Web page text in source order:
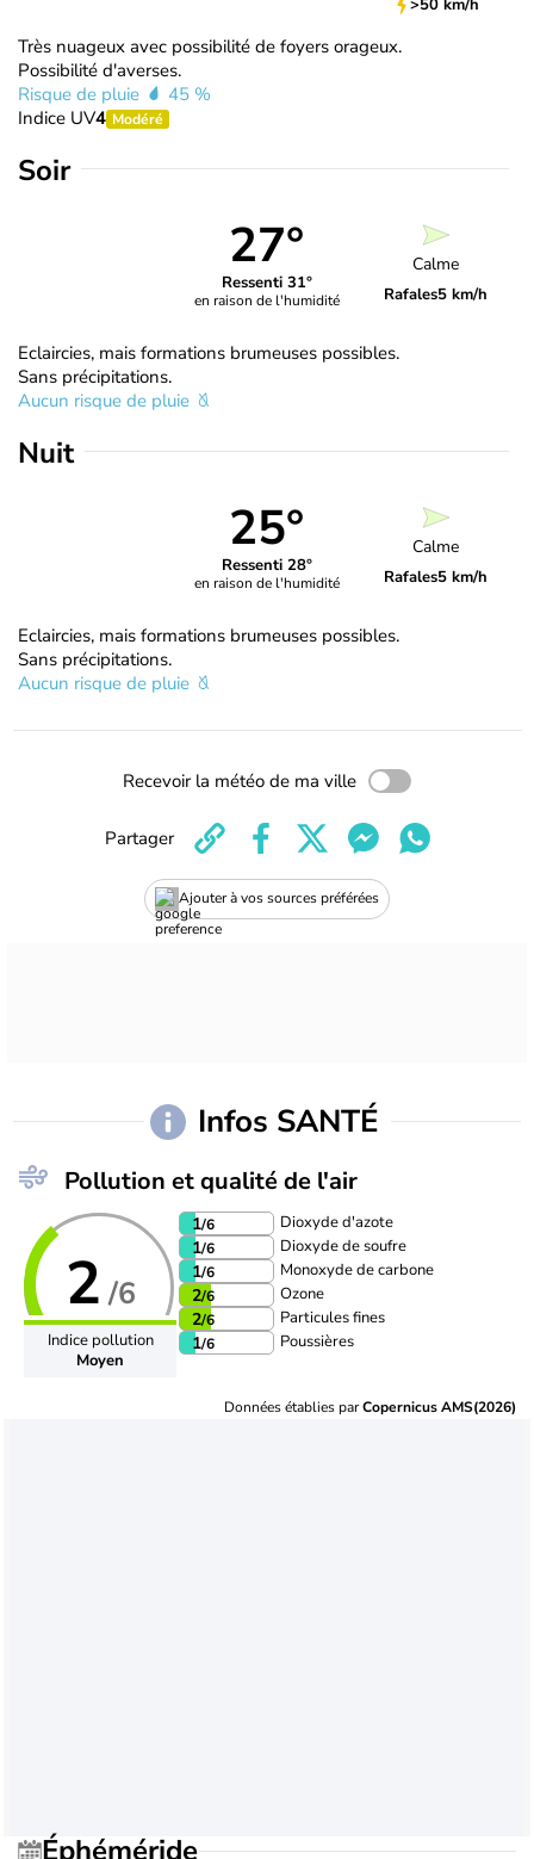
>50 km/h
Très nuageux avec possibilité de foyers orageux.
Possibilité d'averses.
Risque de pluie
45 %
Indice UV4 Modéré
Soir
27°
Ressenti 31°
en raison de l'humidité
Calme
Rafales5 km/h
Eclaircies, mais formations brumeuses possibles.
Sans précipitations.
Aucun risque de pluie
Nuit
25°
Ressenti 28°
en raison de l'humidité
Calme
Rafales5 km/h
Eclaircies, mais formations brumeuses possibles.
Sans précipitations.
Aucun risque de pluie
Recevoir la météo de ma ville
Ajouter à vos sources préférées
Partager
Infos SANTÉ
Pollution et qualité de l'air
2 /6
Indice pollution
Moyen
1/6 Dioxyde d'azote
1/6 Dioxyde de soufre
1/6 Monoxyde de carbone
2/6 Ozone
2/6 Particules fines
1/6 Poussières
Données établies parCopernicus AMS(2026)
Éphéméride